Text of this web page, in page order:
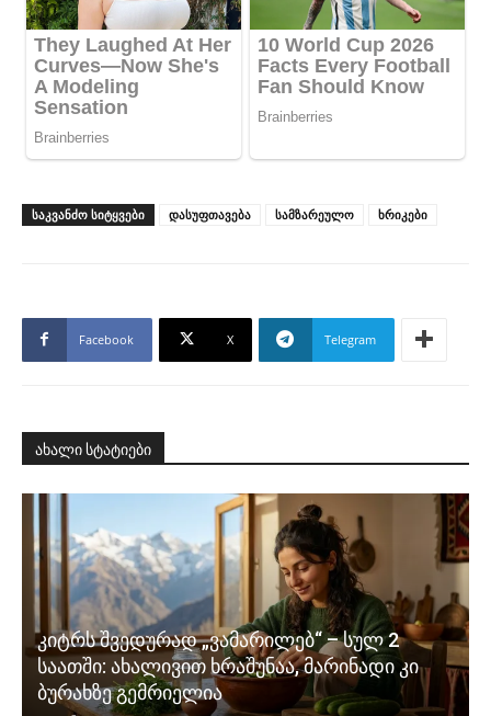
ᲡᲐᲙᲕᲐᲜᲫᲝ ᲡᲘᲢᲧᲕᲔᲑᲘ დასუფთავება სამზარეულო ხრიკები
Facebook X Telegram
ახალი სტატიები
კიტრს შვედურად „ვამარილებ“ – სულ 2
საათში: ახალივით ხრაშუნაა, მარინადი კი
ბურახზე გემრიელია